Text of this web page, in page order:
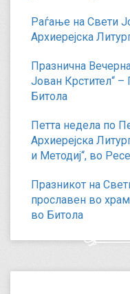
Раѓање на Свети
Архиерејска
Празнична
Јован Крстител“
Битола
Петта недела по
Архиерејска
и Методиј“, во
Празникот на
прославен во
во Битола